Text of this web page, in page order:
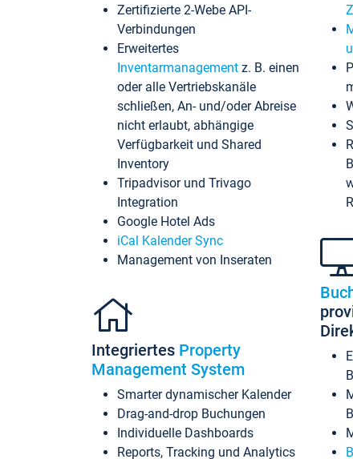
Zertifizierte 2-Webe API-
Verbindungen
Erweitertes
Inventarmanagement z. B. einen
oder alle Vertriebskanäle
schließen, An- und/oder Abreise
nicht erlaubt, abhängige
Verfügbarkeit und Shared
Inventory
Tripadvisor und Trivago
Integration
Google Hotel Ads
iCal Kalender Sync
Management von Inseraten
Integriertes Property
Management System
Smarter dynamischer Kalender
Drag-and-drop Buchungen
Individuelle Dashboards
Reports, Tracking und Analytics